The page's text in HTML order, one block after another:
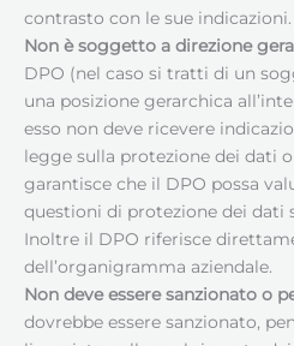
contrasto con le sue indicazioni.
Non è soggetto a direzione
DPO (nel caso si tratti di un
una posizione gerarchica
esso non deve ricevere
legge sulla protezione dei dati
garantisce che il DPO possa
questioni di protezione dei dati
Inoltre il DPO riferisce
dell’organigramma aziendale.
Non deve essere sanzionato o
dovrebbe essere sanzionato,